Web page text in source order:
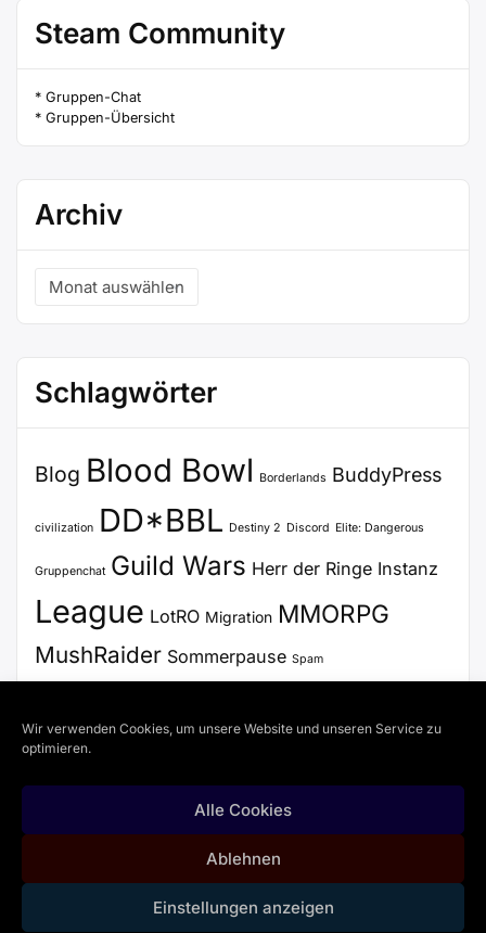
Wir verwenden Cookies, um unsere Website und unseren Service zu
optimieren.
Alle Cookies
Ablehnen
Einstellungen anzeigen
Steam Community
* Gruppen-Chat
* Gruppen-Übersicht
Archiv
Archiv
Schlagwörter
Blog Blood Bowl Borderlands BuddyPress
civilization DD*BBL Destiny 2 Discord Elite: Dangerous
Gruppenchat Guild Wars Herr der Ringe Instanz
League LotRO Migration MMORPG
MushRaider Sommerpause Spam
VoiceChat WordPress Zertifikat
Doomdungeon Inc.
BuddyX WordPress Theme
Datenschutz